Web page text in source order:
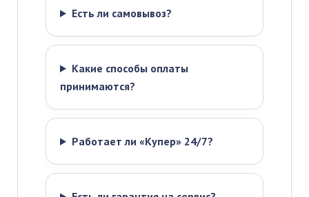
Есть ли самовывоз?
Какие способы оплаты
принимаются?
Работает ли «Купер» 24/7?